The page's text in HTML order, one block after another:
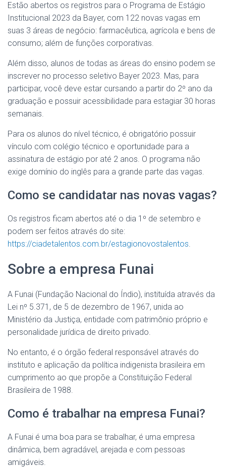
Estão abertos os registros para o Programa de Estágio
Institucional 2023 da Bayer, com 122 novas vagas em
suas 3 áreas de negócio: farmacêutica, agrícola e bens de
consumo; além de funções corporativas.
Além disso, alunos de todas as áreas do ensino podem se
inscrever no processo seletivo Bayer 2023. Mas, para
participar, você deve estar cursando a partir do 2º ano da
graduação e possuir acessibilidade para estagiar 30 horas
semanais.
Para os alunos do nível técnico, é obrigatório possuir
vínculo com colégio técnico e oportunidade para a
assinatura de estágio por até 2 anos. O programa não
exige domínio do inglês para a grande parte das vagas.
Como se candidatar nas novas vagas?
Os registros ficam abertos até o dia 1º de setembro e
podem ser feitos através do site:
https://ciadetalentos.com.br/estagionovostalentos.
Sobre a empresa Funai
A Funai (Fundação Nacional do Índio), instituída através da
Lei nº 5.371, de 5 de dezembro de 1967, unida ao
Ministério da Justiça, entidade com patrimônio próprio e
personalidade jurídica de direito privado.
No entanto, é o órgão federal responsável através do
instituto e aplicação da política indigenista brasileira em
cumprimento ao que propõe a Constituição Federal
Brasileira de 1988.
Como é trabalhar na empresa Funai?
A Funai é uma boa para se trabalhar, é uma empresa
dinâmica, bem agradável, arejada e com pessoas
amigáveis.